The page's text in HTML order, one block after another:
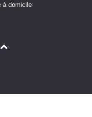
à domicile